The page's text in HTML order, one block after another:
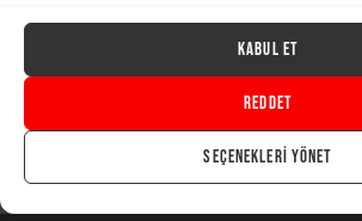
Kabul Et
Reddet
Seçenekleri yönet
1 post